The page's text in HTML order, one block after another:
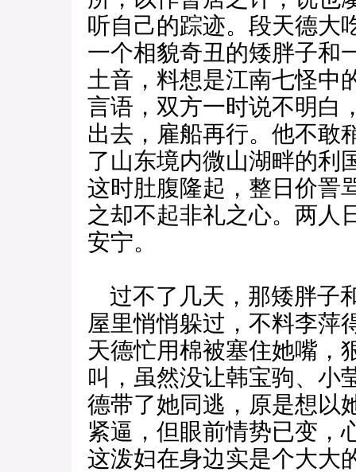
听自己的踪迹。段天德大
一个相貌奇丑的矮胖子和
土音，料想是江南七怪中
言语，双方一时说不明白
出去，雇船再行。他不敢
了山东境内微山湖畔的利
这时肚腹隆起，整日价詈
之却不起非礼之心。两人
安宁。
过不了几天，那矮胖子
屋里悄悄躲过，不料李萍
天德忙用棉被塞住她嘴，
叫，虽然没让韩宝驹、小
德带了她同逃，原是想以
紧逼，但眼前情势已变，
这泼妇在身边实是个大大